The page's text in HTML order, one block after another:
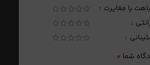
یا مغایرت
شما *